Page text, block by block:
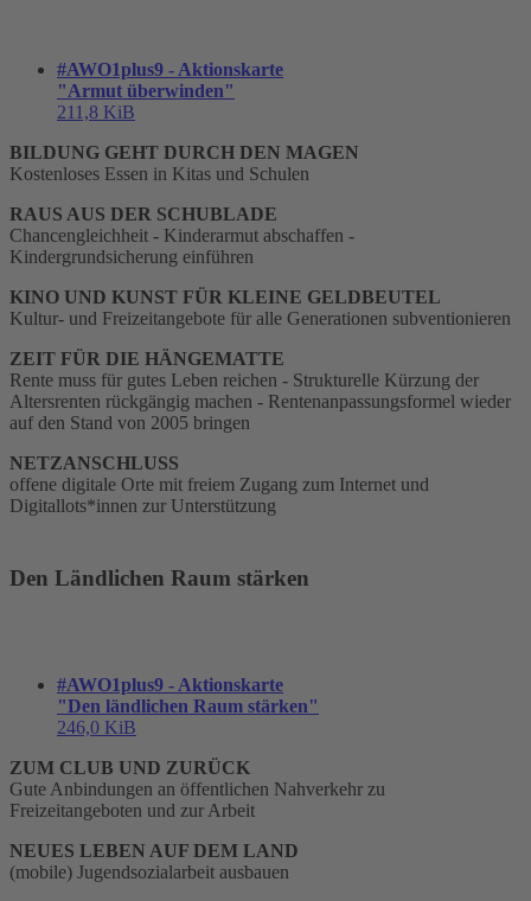
#AWO1plus9 - Aktionskarte
"Armut überwinden"
211,8 KiB
BILDUNG GEHT DURCH DEN MAGEN
Kostenloses Essen in Kitas und Schulen
RAUS AUS DER SCHUBLADE
Chancengleichheit - Kinderarmut abschaffen -
Kindergrundsicherung einführen
KINO UND KUNST FÜR KLEINE GELDBEUTEL
Kultur- und Freizeitangebote für alle Generationen subventionieren
ZEIT FÜR DIE HÄNGEMATTE
Rente muss für gutes Leben reichen - Strukturelle Kürzung der
Altersrenten rückgängig machen - Rentenanpassungsformel wieder
auf den Stand von 2005 bringen
NETZANSCHLUSS
offene digitale Orte mit freiem Zugang zum Internet und
Digitallots*innen zur Unterstützung
Den Ländlichen Raum stärken
#AWO1plus9 - Aktionskarte
"Den ländlichen Raum stärken"
246,0 KiB
ZUM CLUB UND ZURÜCK
Gute Anbindungen an öffentlichen Nahverkehr zu
Freizeitangeboten und zur Arbeit
NEUES LEBEN AUF DEM LAND
(mobile) Jugendsozialarbeit ausbauen